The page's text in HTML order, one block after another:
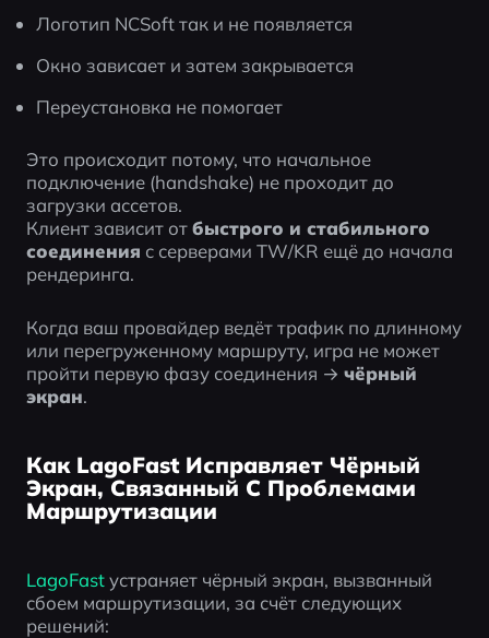
Логотип NCSoft так и не появляется
Окно зависает и затем закрывается
Переустановка не помогает
Это происходит потому, что начальное
подключение (handshake) не проходит до
загрузки ассетов.
Клиент зависит от быстрого и стабильного
соединения с серверами TW/KR ещё до начала
рендеринга.
Когда ваш провайдер ведёт трафик по длинному
или перегруженному маршруту, игра не может
пройти первую фазу соединения → чёрный
экран.
Как LagoFast Исправляет Чёрный
Экран, Связанный С Проблемами
Маршрутизации
LagoFast устраняет чёрный экран, вызванный
сбоем маршрутизации, за счёт следующих
решений: